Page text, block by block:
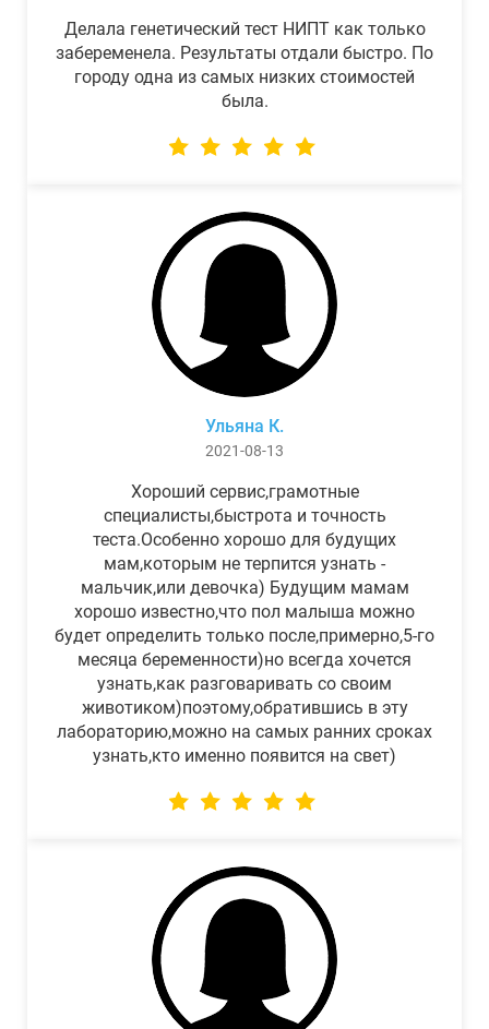
Делала генетический тест НИПТ как только
забеременела. Результаты отдали быстро. По
городу одна из самых низких стоимостей
была.
Ульяна К.
2021-08-13
Хороший сервис,грамотные
специалисты,быстрота и точность
теста.Особенно хорошо для будущих
мам,которым не терпится узнать -
мальчик,или девочка) Будущим мамам
хорошо известно,что пол малыша можно
будет определить только после,примерно,5-го
месяца беременности)но всегда хочется
узнать,как разговаривать со своим
животиком)поэтому,обратившись в эту
лабораторию,можно на самых ранних сроках
узнать,кто именно появится на свет)